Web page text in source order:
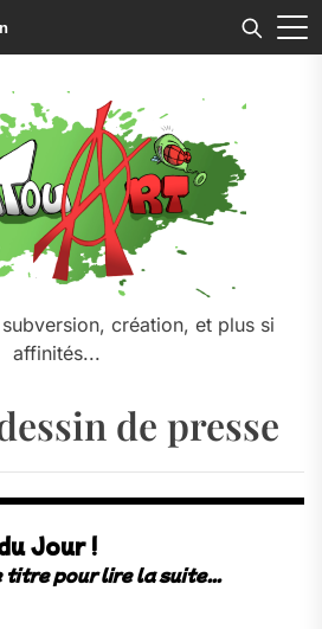
création, et plus si
affinités...
de presse
Jour !